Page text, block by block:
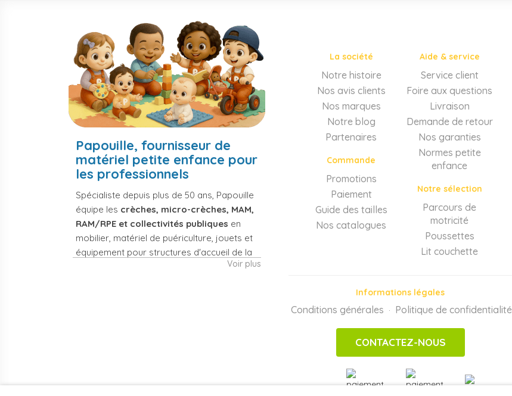
Papouille, fournisseur de
matériel petite enfance pour
les professionnels
Spécialiste depuis plus de 50 ans, Papouille
équipe les crèches, micro-crèches, MAM,
RAM/RPE et collectivités publiques en
mobilier, matériel de puériculture, jouets et
équipement pour structures d'accueil de la
couchettes
places, transats,
Voir plus
La société
Notre histoire
Nos avis clients
Nos marques
Notre blog
Partenaires
Commande
Promotions
Paiement
Guide des tailles
Nos catalogues
Aide & service
Service client
Foire aux questions
Livraison
Demande de retour
Nos garanties
Normes petite
enfance
Notre sélection
Parcours de
motricité
Poussettes
Lit couchette
Informations légales
Conditions générales · Politique de confidentialité
CONTACTEZ-NOUS